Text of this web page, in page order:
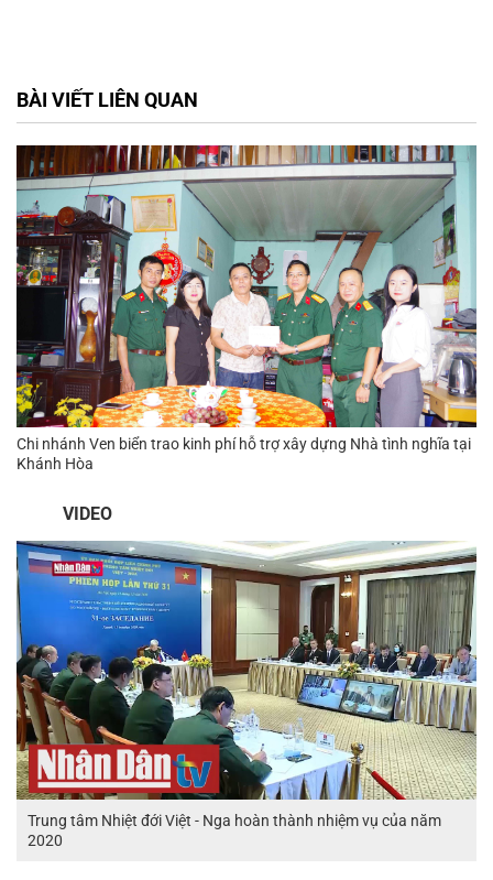
BÀI VIẾT LIÊN QUAN
Chi nhánh Ven biển trao kinh phí hỗ trợ xây dựng Nhà tình nghĩa tại
Khánh Hòa
VIDEO
Trung tâm Nhiệt đới Việt - Nga hoàn thành nhiệm vụ của năm
2020